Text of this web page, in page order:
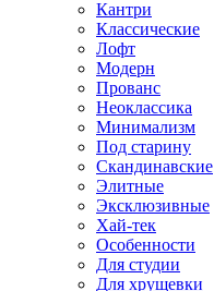
Кантри
Классические
Лофт
Модерн
Прованс
Неоклассика
Минимализм
Под старину
Скандинавские
Элитные
Эксклюзивные
Хай-тек
Особенности
Для студии
Для хрущевки